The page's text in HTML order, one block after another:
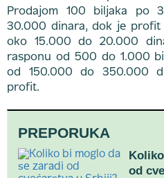
Prodajom 100 biljaka po
30.000 dinara, dok je profit
oko 15.000 do 20.000
rasponu od 500 do 1.000
od 150.000 do 350.000
profit.
PREPORUKA
od